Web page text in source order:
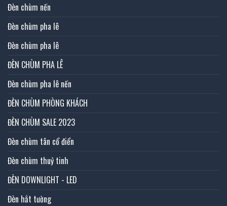
Đèn chùm nến
Đèn chùm pha lê
Đèn chùm pha lê
ĐÈN CHÙM PHA LÊ
Đèn chùm pha lê nến
ĐÈN CHÙM PHÒNG KHÁCH
ĐÈN CHÙM SALE 2023
Đèn chùm tân cổ điển
Đèn chùm thuỷ tinh
ĐÈN DOWNLIGHT - LED
Đèn hắt tường